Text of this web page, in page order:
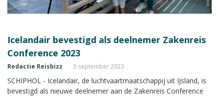
Icelandair bevestigd als deelnemer Zakenreis
Conference 2023
Redactie Reisbizz 5 september 2023
SCHIPHOL - Icelandair, de luchtvaartmaatschappij uit IJsland, is
bevestigd als nieuwe deelnemer aan de Zakenreis Conference